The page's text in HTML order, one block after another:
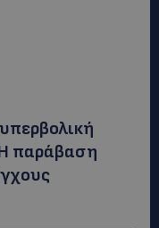
παράβαση